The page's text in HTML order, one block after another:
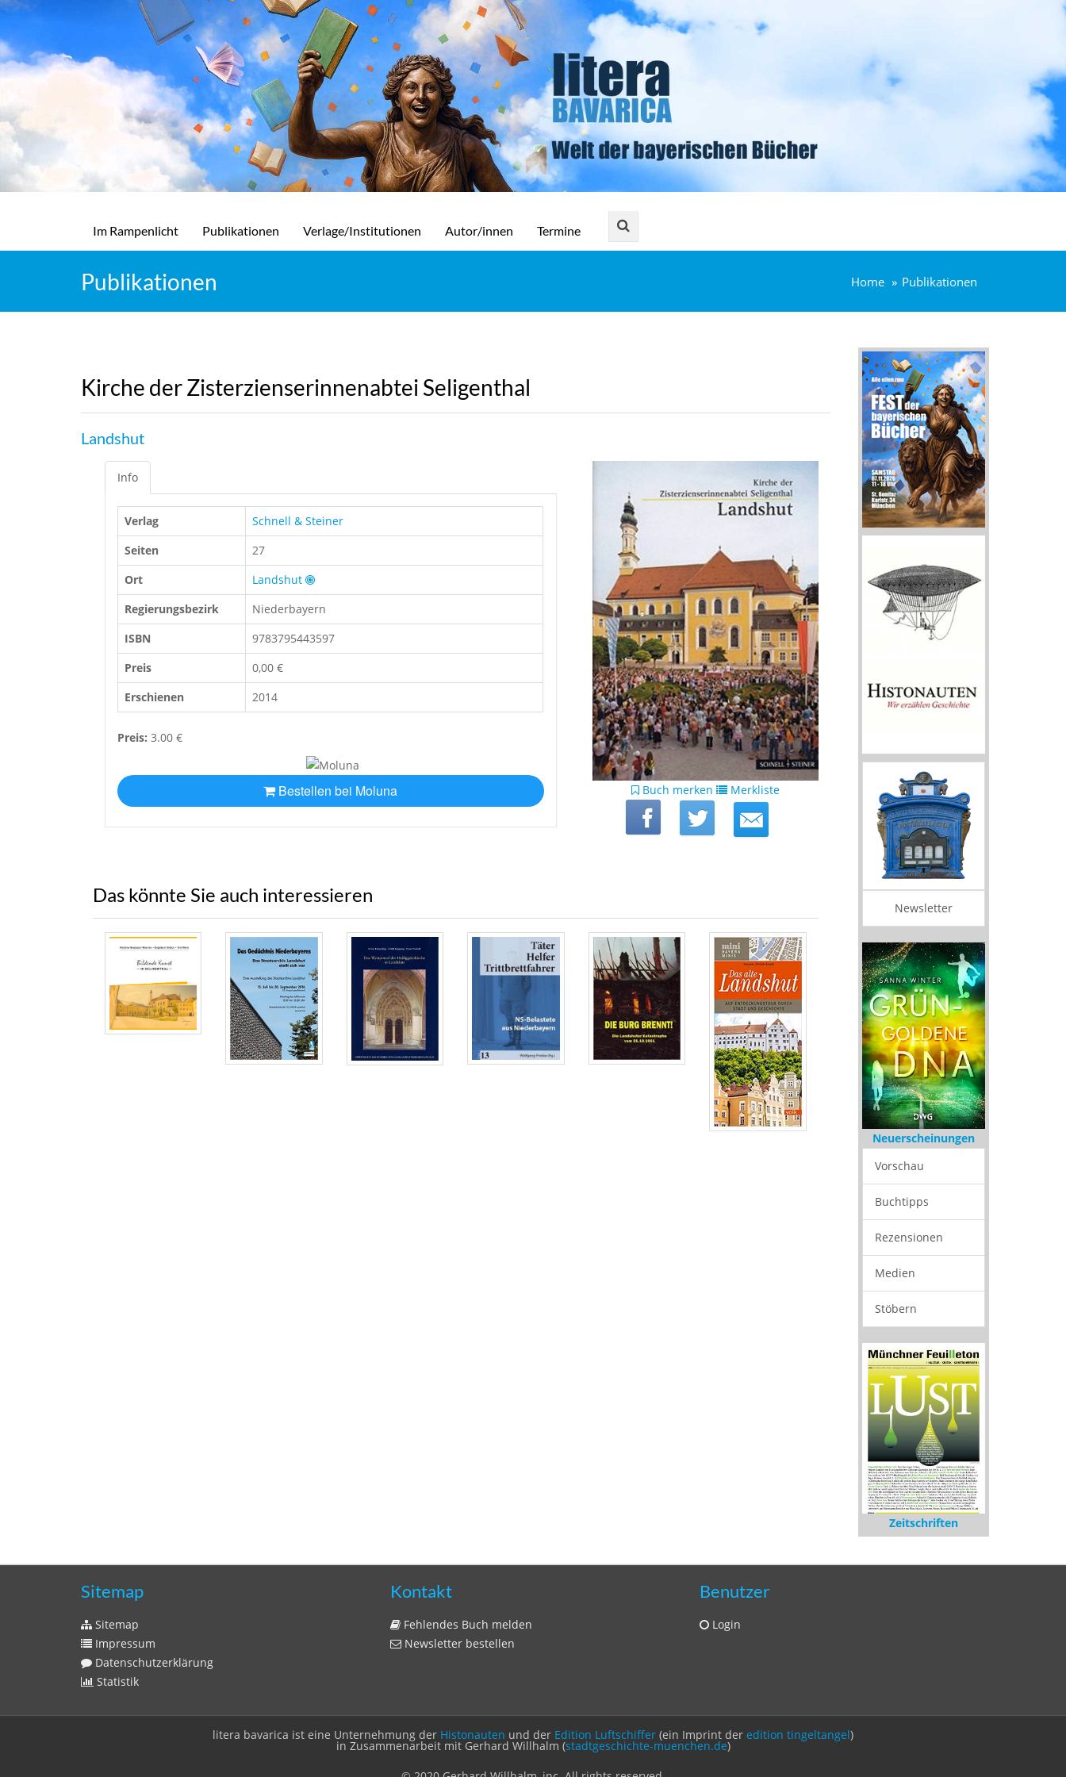
Im Rampenlicht Publikationen Verlage/Institutionen Autor/innen Termine
Publikationen Home Publikationen
Kirche der Zisterzienserinnenabtei Seligenthal
Landshut
Info
Verlag
Schnell & Steiner
Seiten
27
Ort
Landshut
Regierungsbezirk
Niederbayern
ISBN
9783795443597
Preis
0,00 €
Erschienen
2014
Preis: 3.00 €
Bestellen bei Moluna Buch merken Merkliste
Das könnte Sie auch interessieren
Newsletter
Neuerscheinungen
Vorschau
Buchtipps
Rezensionen
Medien
Stöbern
Zeitschriften
Sitemap
Sitemap
Impressum
Datenschutzerklärung
Statistik
Kontakt
Fehlendes Buch melden
Newsletter bestellen
Benutzer
Login
litera bavarica ist eine Unternehmung der Histonauten und der Edition Luftschiffer (ein Imprint der edition tingeltangel)
in Zusammenarbeit mit Gerhard Willhalm (stadtgeschichte-muenchen.de)